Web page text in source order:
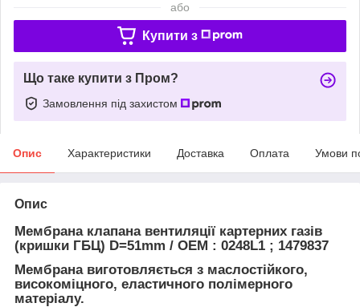
або
Купити з
Що таке купити з Пром?
Замовлення під захистом
Опис Характеристики Доставка Оплата Умови
Опис
Мембрана клапана вентиляції картерних газів
(кришки ГБЦ) D=51mm / OEM : 0248L1 ; 1479837
Мембрана виготовляється з маслостійкого,
високоміцного, еластичного полімерного
матеріалу.